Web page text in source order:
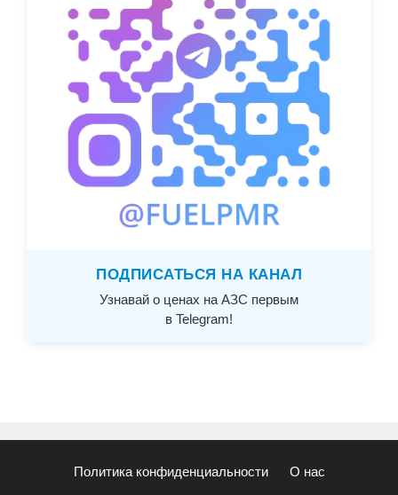
ПОДПИСАТЬСЯ НА КАНАЛ
Узнавай о ценах на АЗС первым
в Telegram!
Политика конфиденциальности О нас